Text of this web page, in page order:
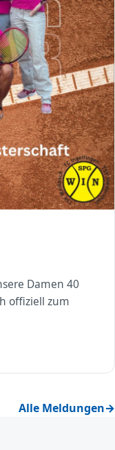
Damen 40
offiziell zum
Alle Meldungen